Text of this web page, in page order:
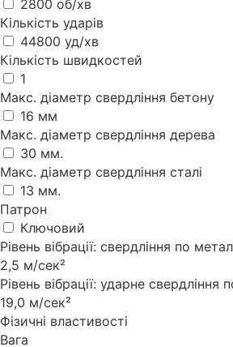
2800 об/хв
Кількість ударів
44800 уд/хв
Кількість швидкостей
1
Макс. діаметр свердління бетону
16 мм
Макс. діаметр свердління дерева
30 мм.
Макс. діаметр свердління сталі
13 мм.
Патрон
Ключовий
Рівень вібрації: свердління по
2,5 м/сек²
Рівень вібрації: ударне свердління
19,0 м/сек²
Фізичні властивості
Вага